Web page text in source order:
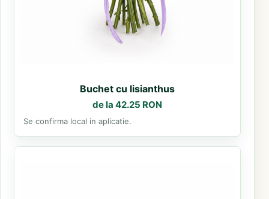
Buchet cu lisianthus
de la 42.25 RON
Se confirma local in aplicatie.